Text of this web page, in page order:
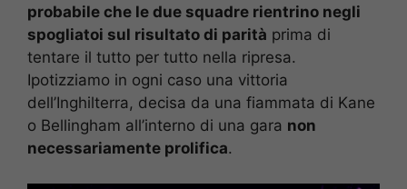
probabile che le due squadre rientrino negli
spogliatoi sul risultato di parità prima di
tentare il tutto per tutto nella ripresa.
Ipotizziamo in ogni caso una vittoria
dell’Inghilterra, decisa da una fiammata di Kane
o Bellingham all’interno di una gara non
necessariamente prolifica.